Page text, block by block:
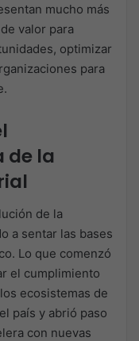
mucho más
valor para
optimizar
para
de la
de la
a sentar las bases
Lo que comenzó
el cumplimiento
ecosistemas de
país y abrió paso
con nuevas